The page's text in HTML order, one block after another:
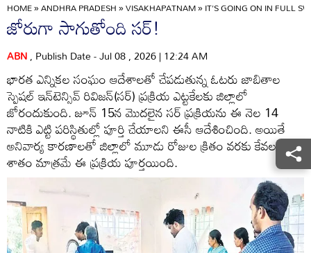
HOME»ANDHRA PRADESH»VISAKHAPATNAM»IT'S GOING ON IN FULL
జోరుగా సాగుతోంది సర్‌!
ABN, Publish Date - Jul 08 , 2026 | 12:24 AM
భారత ఎన్నికల సంఘం ఆదేశాలతో చేపడుతున్న ఓటరు జాబితాల
స్పెషల్‌ ఇన్‌టెన్సివ్‌ రివిజన్‌(సర్‌) ప్రక్రియ ఎట్టకేలకు జిల్లాలో
జోరందుకుంది. జూన్‌ 15న మొదలైన సర్‌ ప్రక్రియను ఈ నెల 14
నాటికి ఎట్టి పరిస్థితుల్లో పూర్తి చేయాలని ఈసీ ఆదేశించింది. అయితే
అనివార్య కారణాలతో జిల్లాలో మూడు రోజుల క్రితం వరకు కేవలం 44
శాతం మాత్రమే ఈ ప్రక్రియ పూర్తయింది.